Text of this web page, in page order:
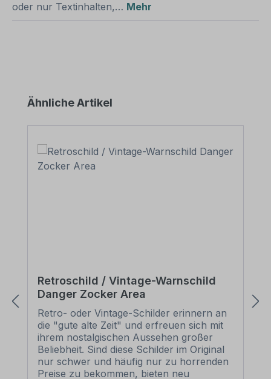
oder nur Textinhalten,… Mehr
Produktgalerie überspringen
Ähnliche Artikel
Retroschild / Vintage-Warnschild
Danger Zocker Area
Retro- oder Vintage-Schilder erinnern an
die "gute alte Zeit" und erfreuen sich mit
ihrem nostalgischen Aussehen großer
Beliebheit. Sind diese Schilder im Original
nur schwer und häufig nur zu horrenden
Preise zu bekommen, bieten neu